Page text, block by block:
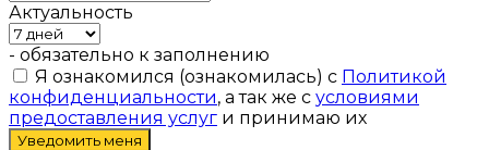
Актуальность
- обязательно к заполнению
Я ознакомился (ознакомилась) с Политикой
конфиденциальности, а так же с условиями
предоставления услуг и принимаю их